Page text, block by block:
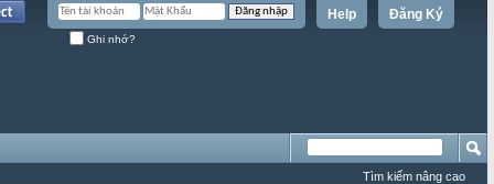
Đăng Ký
Help
Ghi nhớ?
Tìm kiếm nâng cao